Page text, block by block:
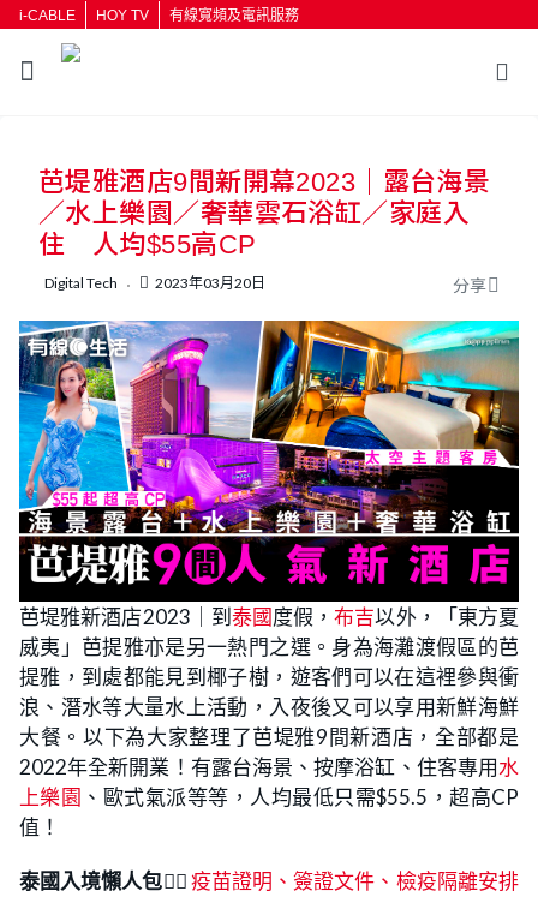
i-CABLE HOY TV 有線寬頻及電訊服務
芭堤雅酒店9間新開幕2023｜露台海景
／水上樂園／奢華雲石浴缸／家庭入
住 人均$55高CP
Digital Tech 2023年03月20日 分享
芭堤雅新酒店2023｜到 泰國度假，布吉以外，「東方夏
威夷」芭提雅亦是另一熱門之選。身為海灘渡假區的芭
提雅，到處都能見到椰子樹，遊客們可以在這裡參與衝
浪、潛水等大量水上活動，入夜後又可以享用新鮮海鮮
大餐。以下為大家整理了芭堤雅9間新酒店，全部都是
2022年全新開業！有露台海景、按摩浴缸、住客專用水
上樂園 、歐式氣派等等，人均最低只需$55.5，超高CP
值！
泰國入境懶人包👉🏻疫苗證明、簽證文件、檢疫隔離安排